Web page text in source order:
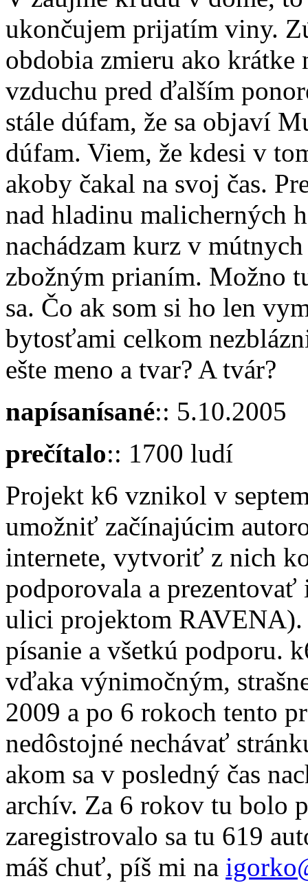
ukončujem prijatím viny.
obdobia zmieru ako krátke
vzduchu pred ďalším
stále dúfam, že sa objaví
dúfam. Viem, že kdesi v
akoby čakal na svoj čas.
nad hladinu malicherných
nachádzam kurz v
zbožným prianím. Možno
sa. Čo ak som si ho len
bytosťami celkom
ešte meno a tvar? A tvár?
napísanísané:: 5.10.2005
prečítalo:: 1700 ludí
Projekt k6 vznikol v
umožniť začínajúcim
internete, vytvoriť z nich
podporovala a
ulici projektom RAVENA).
písanie a všetkú podporu.
vďaka výnimočným,
2009 a po 6 rokoch tento
nedôstojné nechávať
akom sa v posledný čas
archív. Za 6 rokov tu bolo
zaregistrovalo sa tu 619
máš chuť, píš mi na